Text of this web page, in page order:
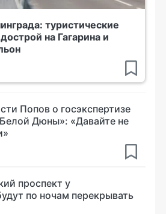
туристические
на Гагарина и
Попов о госэкспертизе
Дюны»: «Давайте не
проспект у
по ночам перекрывать